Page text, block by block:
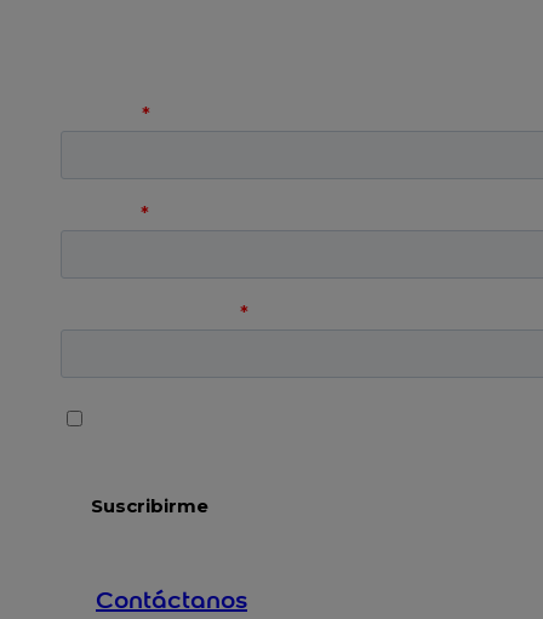
Contáctanos